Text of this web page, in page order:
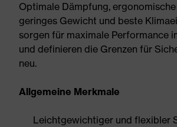
Optimale Dämpfung,
geringes Gewicht und beste
sorgen für maximale Performance
und definieren die Grenzen für
neu.
Allgemeine Merkmale
Leichtgewichtiger und flexibler